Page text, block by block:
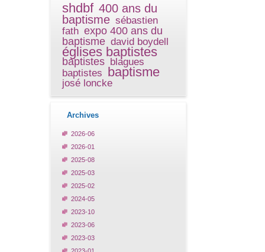
shdbf 400 ans du
baptisme sébastien
fath expo 400 ans du
baptisme david boydell
églises baptistes
baptistes blagues
baptistes baptisme
josé loncke
Archives
2026-06
2026-01
2025-08
2025-03
2025-02
2024-05
2023-10
2023-06
2023-03